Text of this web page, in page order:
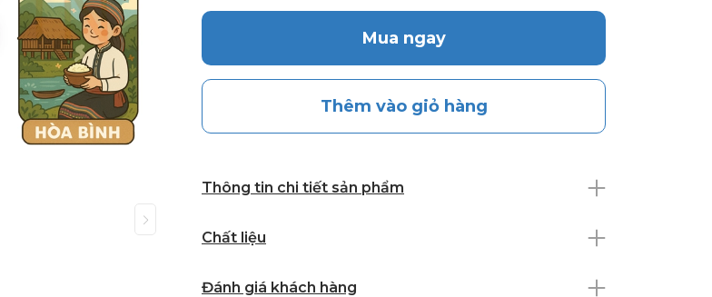
Mua ngay
Thêm vào giỏ hàng
Thông tin chi tiết sản phẩm
Chất liệu
Đánh giá khách hàng